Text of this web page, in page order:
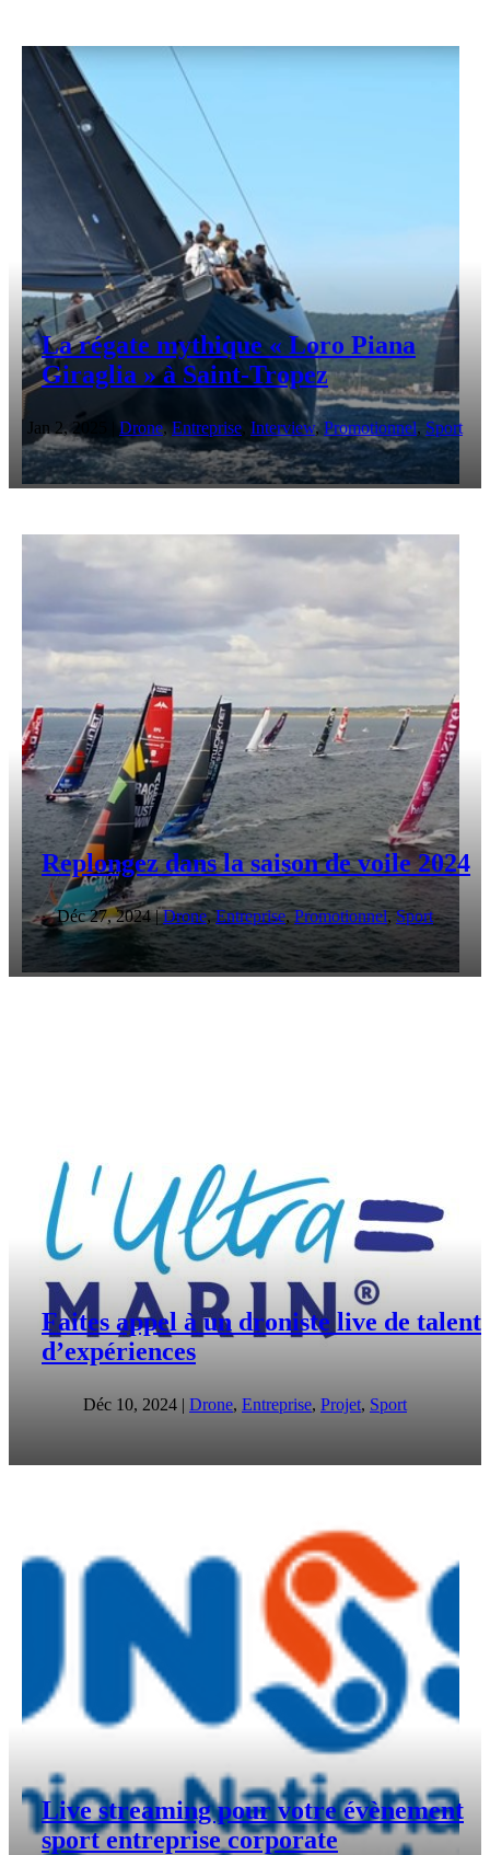
La régate mythique « Loro Piana
Giraglia » à Saint-Tropez
Jan 2, 2025 Drone, Entreprise, Interview, Promotionnel, Sport
Replongez dans la saison de voile 2024
Déc 27, 2024|Drone,Entreprise,Promotionnel,Sport
Faites appel à un droniste live de talent
d’expériences
Déc 10, 2024 | Drone, Entreprise, Projet, Sport
Live streaming pour votre évènement
sport entreprise corporate